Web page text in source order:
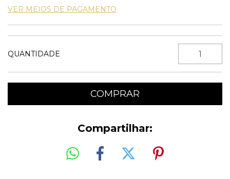
VER MEIOS DE PAGAMENTO
QUANTIDADE
Compartilhar: